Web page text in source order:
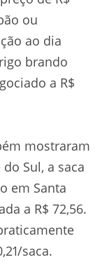
ou
ao dia
brando
a R$
mostraram
Sul, a saca
em Santa
a R$ 72,56.
saca.